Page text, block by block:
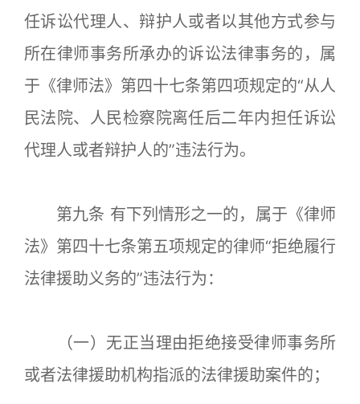
任诉讼代理人、辩护人或者以其他方式参与
所在律师事务所承办的诉讼法律事务的，属
于《律师法》第四十七条第四项规定的“从人
民法院、人民检察院离任后二年内担任诉讼
代理人或者辩护人的”违法行为。
第九条 有下列情形之一的，属于《律师
法》第四十七条第五项规定的律师“拒绝履行
法律援助义务的”违法行为：
（一）无正当理由拒绝接受律师事务所
或者法律援助机构指派的法律援助案件的；